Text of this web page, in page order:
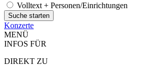
Volltext + Personen/Einrichtungen
Konzerte
MENÜ
INFOS FÜR
DIREKT ZU